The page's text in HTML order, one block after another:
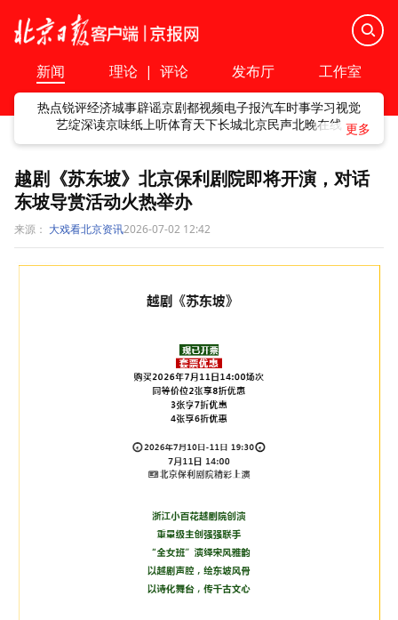
新闻 理论 | 评论 发布厅 工作室
热点锐评经济城事辟谣京剧都视频电子报汽车时事学习视觉
艺绽深读京味纸上听体育天下长城北京民声北晚在线
越剧《苏东坡》北京保利剧院即将开演，对话
东坡导赏活动火热举办
来源： 大戏看北京资讯2026-07-02 12:42